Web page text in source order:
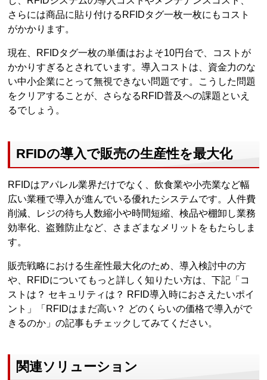
さらには商品に貼り付けるRFIDタグ一枚一枚にもコスト
がかかります。
現在、RFIDタグ一枚の単価はおよそ10円台で、コストが
かかりすぎるとされています。導入コストは、資金力のな
い中小企業にとって無視できない問題です。こうした問題
をクリアすることが、さらなるRFID普及への課題といえ
るでしょう。
RFIDの導入で販売の生産性を最大化
RFIDはアパレル業界だけでなく、飲食業や小売業など幅
広い業種で導入が進んでいる優れたシステムです。人件費
削減、レジの待ち人数縮小や時間短縮、検品や棚卸し業務
効率化、盗難防止など、さまざまなメリットをもたらしま
す。
販売戦略における生産性最大化のため、導入検討中の方
や、RFIDについてもっと詳しく知りたい方は、下記「コ
ストは？ セキュリティは？ RFID導入時におさえたいポイ
ント」「RFIDはまだ高い？ どのくらいの価格で導入がで
きるのか」の記事もチェックしてみてください。
関連ソリューション